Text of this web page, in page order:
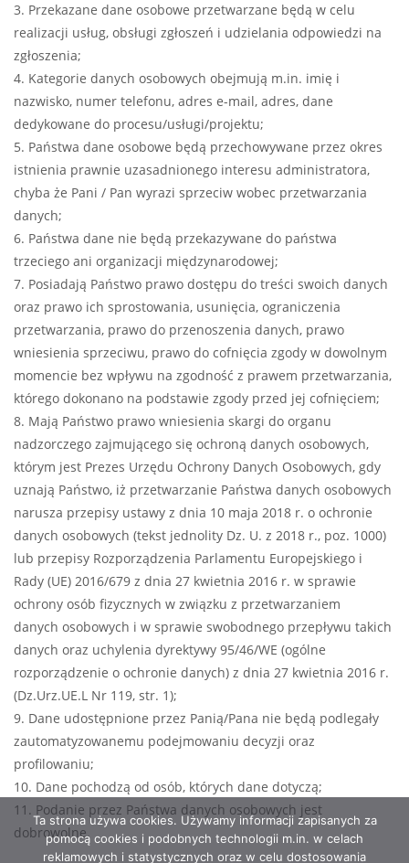
3. Przekazane dane osobowe przetwarzane będą w celu
realizacji usług, obsługi zgłoszeń i udzielania odpowiedzi na
zgłoszenia;
4. Kategorie danych osobowych obejmują m.in. imię i
nazwisko, numer telefonu, adres e-mail, adres, dane
dedykowane do procesu/usługi/projektu;
5. Państwa dane osobowe będą przechowywane przez okres
istnienia prawnie uzasadnionego interesu administratora,
chyba że Pani / Pan wyrazi sprzeciw wobec przetwarzania
danych;
6. Państwa dane nie będą przekazywane do państwa
trzeciego ani organizacji międzynarodowej;
7. Posiadają Państwo prawo dostępu do treści swoich danych
oraz prawo ich sprostowania, usunięcia, ograniczenia
przetwarzania, prawo do przenoszenia danych, prawo
wniesienia sprzeciwu, prawo do cofnięcia zgody w dowolnym
momencie bez wpływu na zgodność z prawem przetwarzania,
którego dokonano na podstawie zgody przed jej cofnięciem;
8. Mają Państwo prawo wniesienia skargi do organu
nadzorczego zajmującego się ochroną danych osobowych,
którym jest Prezes Urzędu Ochrony Danych Osobowych, gdy
uznają Państwo, iż przetwarzanie Państwa danych osobowych
narusza przepisy ustawy z dnia 10 maja 2018 r. o ochronie
danych osobowych (tekst jednolity Dz. U. z 2018 r., poz. 1000)
lub przepisy Rozporządzenia Parlamentu Europejskiego i
Rady (UE) 2016/679 z dnia 27 kwietnia 2016 r. w sprawie
ochrony osób fizycznych w związku z przetwarzaniem
danych osobowych i w sprawie swobodnego przepływu takich
danych oraz uchylenia dyrektywy 95/46/WE (ogólne
rozporządzenie o ochronie danych) z dnia 27 kwietnia 2016 r.
(Dz.Urz.UE.L Nr 119, str. 1);
9. Dane udostępnione przez Panią/Pana nie będą podlegały
zautomatyzowanemu podejmowaniu decyzji oraz
profilowaniu;
10. Dane pochodzą od osób, których dane dotyczą;
11. Podanie przez Państwa danych osobowych jest
dobrowolne.
Ta strona używa cookies. Używamy informacji zapisanych za
pomocą cookies i podobnych technologii m.in. w celach
reklamowych i statystycznych oraz w celu dostosowania